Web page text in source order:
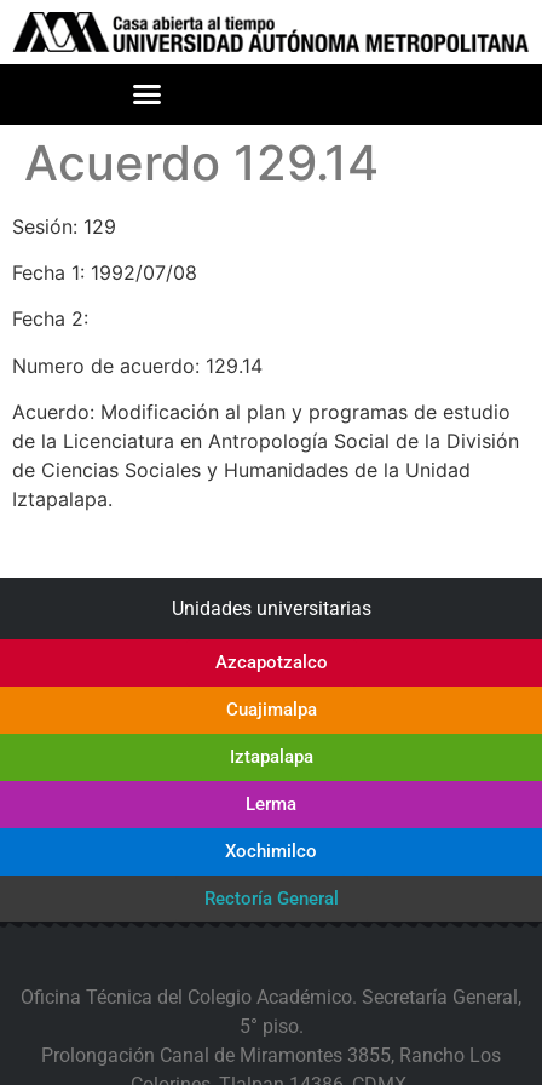
Acuerdo 129.14
Sesión: 129
Fecha 1: 1992/07/08
Fecha 2:
Numero de acuerdo: 129.14
Acuerdo: Modificación al plan y programas de estudio
de la Licenciatura en Antropología Social de la División
de Ciencias Sociales y Humanidades de la Unidad
Iztapalapa.
Unidades universitarias
Azcapotzalco
Cuajimalpa
Iztapalapa
Lerma
Xochimilco
Rectoría General
Oficina Técnica del Colegio Académico. Secretaría General,
5° piso.
Prolongación Canal de Miramontes 3855, Rancho Los